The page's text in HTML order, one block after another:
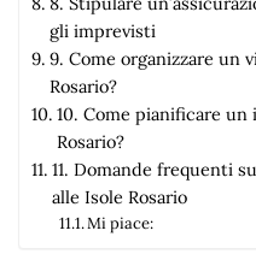
gli imprevisti
9. Come organizzare un
Rosario?
10. Come pianificare
Rosario?
11. Domande frequenti
alle Isole Rosario
Mi piace: